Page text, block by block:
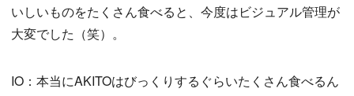
いしいものをたくさん食べると、今度はビジュアル管理が
大変でした（笑）。
IO：本当にAKITOはびっくりするぐらいたくさん食べるん